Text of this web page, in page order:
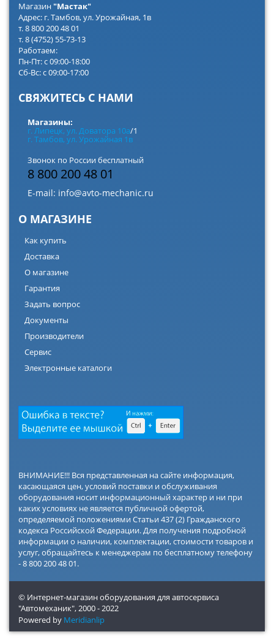
Магазин"Мастак"
Адрес: г. Тамбов, ул. Урожайная, 1в
т. 8 800 200 48 01
т. 8 (4752) 55-73-13
Работаем:
Пн-Пт: с 09:00-18:00
Сб-Вс: с 09:00-17:00
СВЯЖИТЕСЬ С НАМИ
Магазины:
г. Липецк, ул. Доватора 10а/1
г. Тамбов, ул. Урожайная 1в
Звонок по России бесплатный
8 800 200 48 01
E-mail: info@avto-mechanic.ru
О МАГАЗИНЕ
Как купить
Доставка
О магазине
Гарантия
Задать вопрос
Документы
Производители
Сервис
Электронные каталоги
ВНИМАНИЕ!!! Вся представленная на сайте информация,
касающаяся цен, условий поставки и обслуживания
оборудования носит информационный характер и ни при
каких условиях не является публичной офертой,
определяемой положениями Статьи 437 (2) Гражданского
кодекса Российской Федерации. Для получения подробной
информации о наличии, комплектации, стоимости товаров и
услуг, обращайтесь к менеджерам по бесплатному телефону
- 8 800 200 48 01.
© Интернет-магазин оборудования для автосервиса
"Автомеханик",2000 - 2022
Powered by Meridianlip